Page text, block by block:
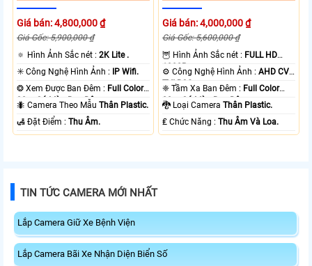
Giá bán: 4,800,000 ₫
Giá Gốc: 5,900,000 ₫
🔅 Hình Ảnh Sắc nét :2K Lite .
✳️ Công Nghệ Hình Ảnh :
IP Wifi.
❂ Xem Được Ban Đêm : Full Color
30m Có Màu Ban Ðêm.
🐜 Camera Theo MẫuThân Plastic.
️🛃 Đặt Điểm :Thu Âm.
Giá bán: 4,000,000 ₫
Giá Gốc: 5,600,000 ₫
🦉 Hình Ảnh Sắc nét : FULL HD
1080P .
⚙ Công Nghệ Hình Ảnh :AHD CVI
TVI BCS.
❈ Tầm Xa Ban Đêm : Full Color
20m Có Màu Ban Ðêm.
🐉️ Loại CameraThân Plastic.
️₤ Chức Năng :Thu Âm Và Loa.
TIN TỨC CAMERA MỚI NHẤT
Lắp Camera Giữ Xe Bệnh Viện
Lắp Camera Bãi Xe Nhận Diện Biển Số